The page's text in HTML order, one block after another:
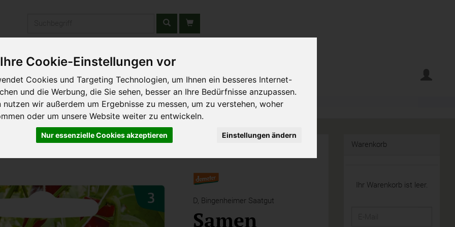
Cookie-Einstellungen vor
Cookies und Targeting Technologien, um Ihnen ein besseres Internet-
und die Werbung, die Sie sehen, besser an Ihre Bedürfnisse anzupassen.
nutzen wir außerdem um Ergebnisse zu messen, um zu verstehen, woher
oder um unsere Website weiter zu entwickeln.
Nur essenzielle Cookies akzeptieren Einstellungen ändern
& Schulen Liefergebiet Wochenmarkt
D, Bingenheimer Saatgut
Samen
Warenkorb
Ihr Warenkorb ist leer.